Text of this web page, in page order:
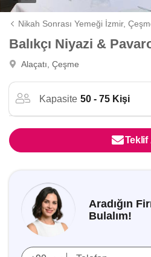
Nikah Sonrası Yemeği İzmir,
Balıkçı Niyazi &
Alaçatı, Çeşme
Kapasite 50 - 75 Kişi
Teklif
Aradığın
Bulalım!